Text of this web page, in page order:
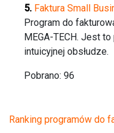
Faktura Small
Program do
MEGA-TECH. Jest
intuicyjnej obsłudze.
Pobrano: 96
Ranking programów do